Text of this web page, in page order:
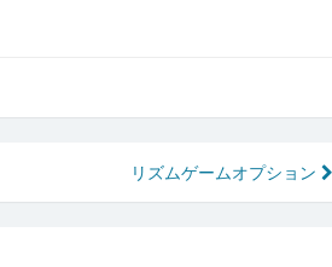
リズムゲームオプション